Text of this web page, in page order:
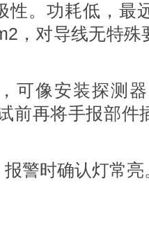
性。功耗低，最
，对导线无特
可像安装探测
前再将手报部
警时确认灯常亮